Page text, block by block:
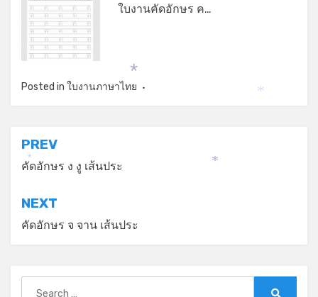
ใบงานคัดอักษร ค…
Posted in ใบงานภาษาไทย
แนะแนว
เรื่อง
PREV
คัดอักษร ง งู เส้นประ
NEXT
คัดอักษร จ จาน เส้นประ
*
*
*